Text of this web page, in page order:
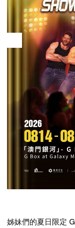
姊妹們的夏日限定